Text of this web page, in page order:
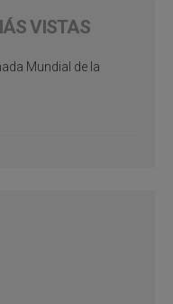
VISTAS
Mundial de la